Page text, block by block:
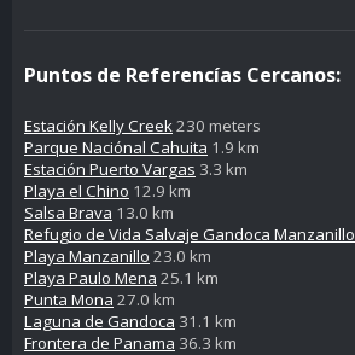
Puntos de Referencías Cercanos:
Estación Kelly Creek230 meters
Parque Naciónal Cahuita 1.9 km
Estación Puerto Vargas 3.3 km
Playa el Chino 12.9 km
Salsa Brava 13.0 km
Refugio de Vida Salvaje Gandoca Manzanillo
Playa Manzanillo 23.0 km
Playa Paulo Mena 25.1 km
Punta Mona 27.0 km
Laguna de Gandoca 31.1 km
Frontera de Panama 36.3 km